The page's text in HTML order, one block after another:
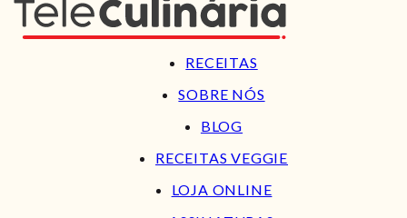
RECEITAS
SOBRE NÓS
BLOG
RECEITAS VEGGIE
LOJA ONLINE